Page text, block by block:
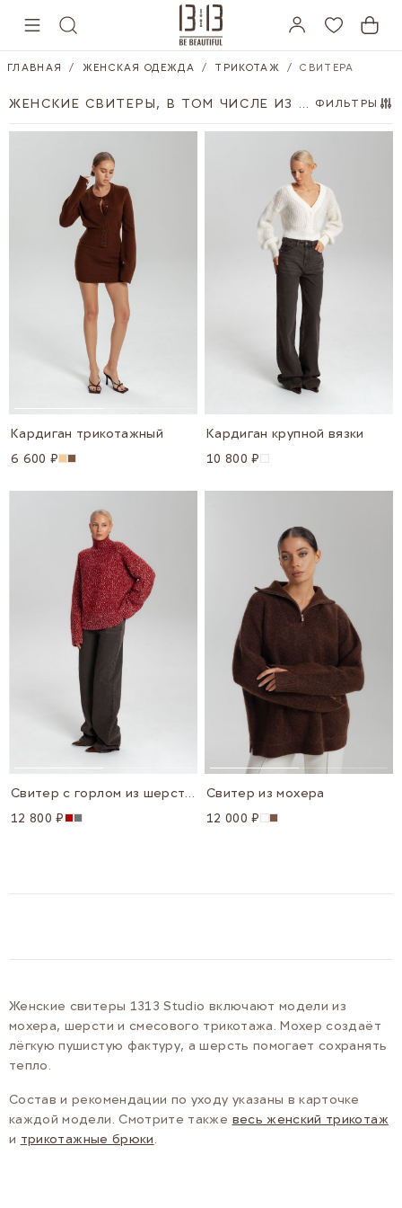
ГЛАВНАЯ / ЖЕНСКАЯ ОДЕЖДА / ТРИКОТАЖ / СВИТЕРА
ЖЕНСКИЕ СВИТЕРЫ, В ТОМ ЧИСЛЕ ИЗ МОХЕРА ФИЛЬТРЫ
Кардиган трикотажный
6 600 ₽
Кардиган крупной вязки
10 800 ₽
Свитер с горлом из шерсти и мохера
12 800 ₽
Свитер из мохера
12 000 ₽
Женские свитеры 1313 Studio включают модели из
мохера, шерсти и смесового трикотажа. Мохер создаёт
лёгкую пушистую фактуру, а шерсть помогает сохранять
тепло.
Состав и рекомендации по уходу указаны в карточке
каждой модели. Смотрите также весь женский трикотаж
и трикотажные брюки.